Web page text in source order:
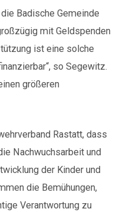
Badische Gemeinde
mit Geldspenden
ist eine solche
so Segewitz.
größeren
Rastatt, dass
Nachwuchsarbeit und
der Kinder und
die Bemühungen,
Verantwortung zu